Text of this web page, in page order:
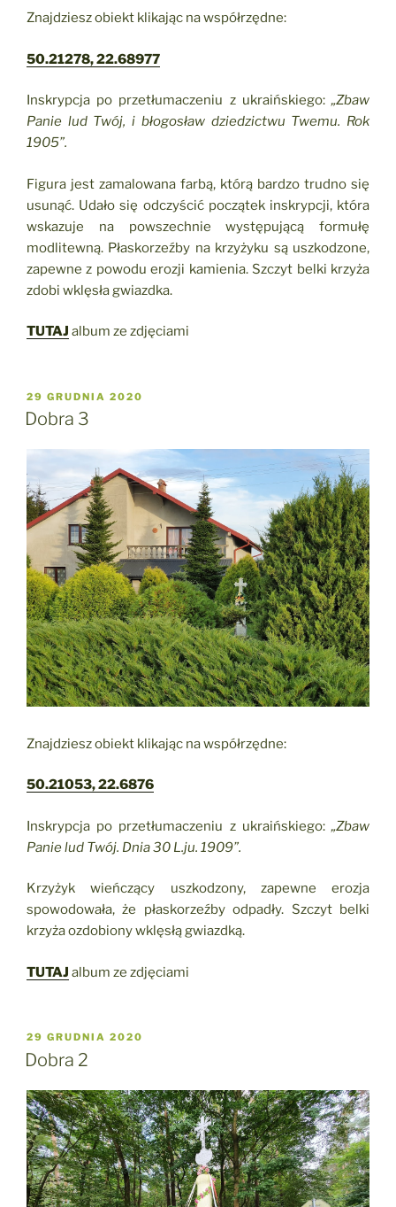
Znajdziesz obiekt klikając na współrzędne:
50.21278, 22.68977
Inskrypcja po przetłumaczeniu z ukraińskiego:„Zbaw
Panie lud Twój, i błogosław dziedzictwu Twemu. Rok
1905”.
Figura jest zamalowana farbą, którą bardzo trudno się
usunąć. Udało się odczyścić początek inskrypcji, która
wskazuje na powszechnie występującą formułę
modlitewną. Płaskorzeźby na krzyżyku są uszkodzone,
zapewne z powodu erozji kamienia. Szczyt belki krzyża
zdobi wklęsła gwiazdka.
TUTAJ album ze zdjęciami
OPUBLIKOWANE
W
29 GRUDNIA 2020
Dobra 3
Znajdziesz obiekt klikając na współrzędne:
50.21053, 22.6876
Inskrypcja po przetłumaczeniu z ukraińskiego:„Zbaw
Panie lud Twój. Dnia 30 L.ju. 1909”.
Krzyżyk wieńczący uszkodzony, zapewne erozja
spowodowała, że płaskorzeźby odpadły. Szczyt belki
krzyża ozdobiony wklęsłą gwiazdką.
TUTAJ album ze zdjęciami
OPUBLIKOWANE
W
29 GRUDNIA 2020
Dobra 2